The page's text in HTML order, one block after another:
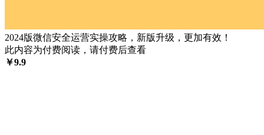
2024版微信安全运营实操攻略，新版升级，更加有效！
此内容为付费阅读，请付费后查看
￥9.9